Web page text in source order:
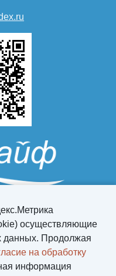
раздел
данных
осуществляющие
данных. Продолжая
на обработку
информация